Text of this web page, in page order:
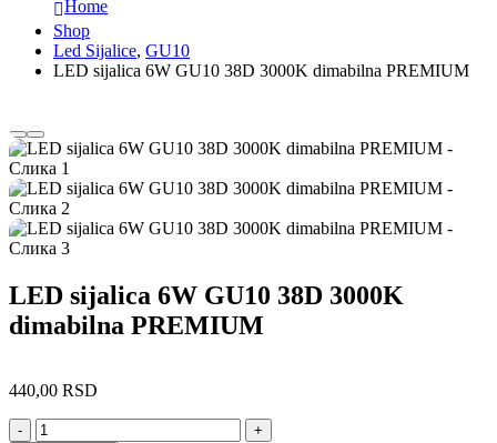
Home
Shop
Led Sijalice, GU10
LED sijalica 6W GU10 38D 3000K dimabilna PREMIUM
LED sijalica 6W GU10 38D 3000K
dimabilna PREMIUM
440,00 RSD
-
+